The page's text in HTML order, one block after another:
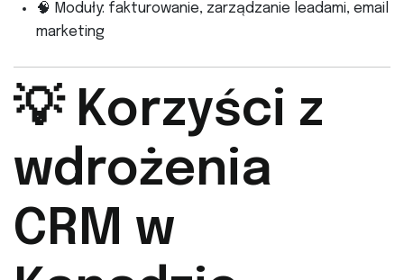
🧠 Moduły: fakturowanie, zarządzanie leadami, email
marketing
💡 Korzyści z
wdrożenia
CRM w